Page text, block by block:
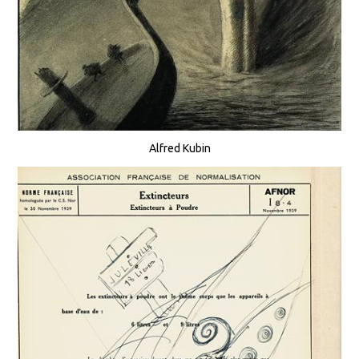
Alfred Kubin